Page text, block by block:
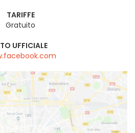
TARIFFE
Gratuito
UFFICIALE